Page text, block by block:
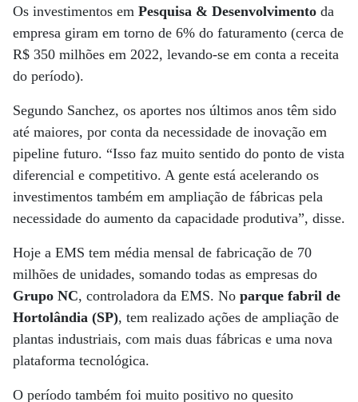
Os investimentos em Pesquisa & Desenvolvimento da
empresa giram em torno de 6% do faturamento (cerca de
R$ 350 milhões em 2022, levando-se em conta a receita
do período).
Segundo Sanchez, os aportes nos últimos anos têm sido
até maiores, por conta da necessidade de inovação em
pipeline futuro. “Isso faz muito sentido do ponto de vista
diferencial e competitivo. A gente está acelerando os
investimentos também em ampliação de fábricas pela
necessidade do aumento da capacidade produtiva”, disse.
Hoje a EMS tem média mensal de fabricação de 70
milhões de unidades, somando todas as empresas do
Grupo NC, controladora da EMS. No parque fabril de
Hortolândia (SP), tem realizado ações de ampliação de
plantas industriais, com mais duas fábricas e uma nova
plataforma tecnológica.
O período também foi muito positivo no quesito